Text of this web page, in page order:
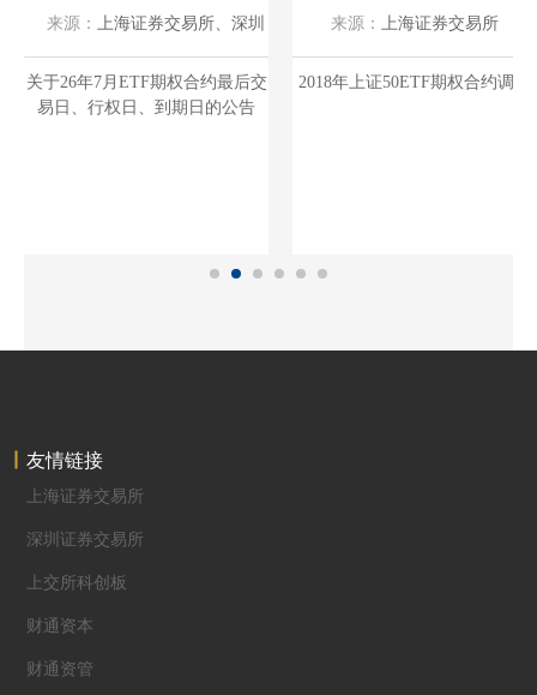
最后交易日、行权日、
到期日的公告
来源： 上海证券交易所、深圳
关于26年7月ETF期权合约最后交
易日、行权日、到期日的公告
约调整的公告
来源： 上海证券交易所
2018年上证50ETF期权合约调整
友情链接
上海证券交易所
深圳证券交易所
上交所科创板
财通资本
财通资管